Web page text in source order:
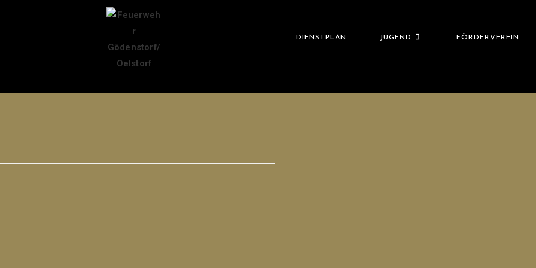
DIENSTPLAN JUGEND FÖRDERVEREIN